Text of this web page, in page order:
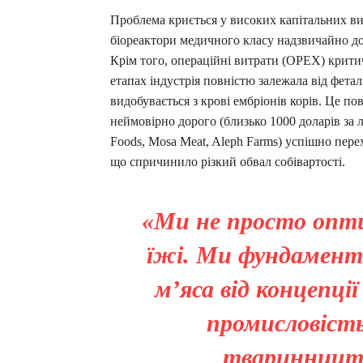
Проблема криється у високих капітальних
біореактори медичного класу надзвичайно
Крім того, операційні витрати (OPEX)
етапах індустрія повністю залежала від
видобувається з крові ембріонів корів. Це
неймовірно дорого (близько 1000 доларів за
Foods, Mosa Meat, Aleph Farms) успішно
що спричинило різкий обвал собівартості.
«Ми не просто
їжі. Ми
м’яса від